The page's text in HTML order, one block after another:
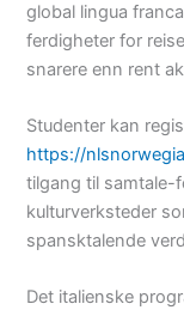
global lingua
ferdigheter for
snarere enn rent
Studenter kan
https://
tilgang til samtale-
kulturverksteder
spansktalende
Det italienske